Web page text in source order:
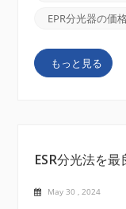
T、1.2 T、また
は向上しますが
高くなる場合が
性:サンプル サ
EPR分光器の価
もっと見る
ESR分光法を
May 30 , 2024